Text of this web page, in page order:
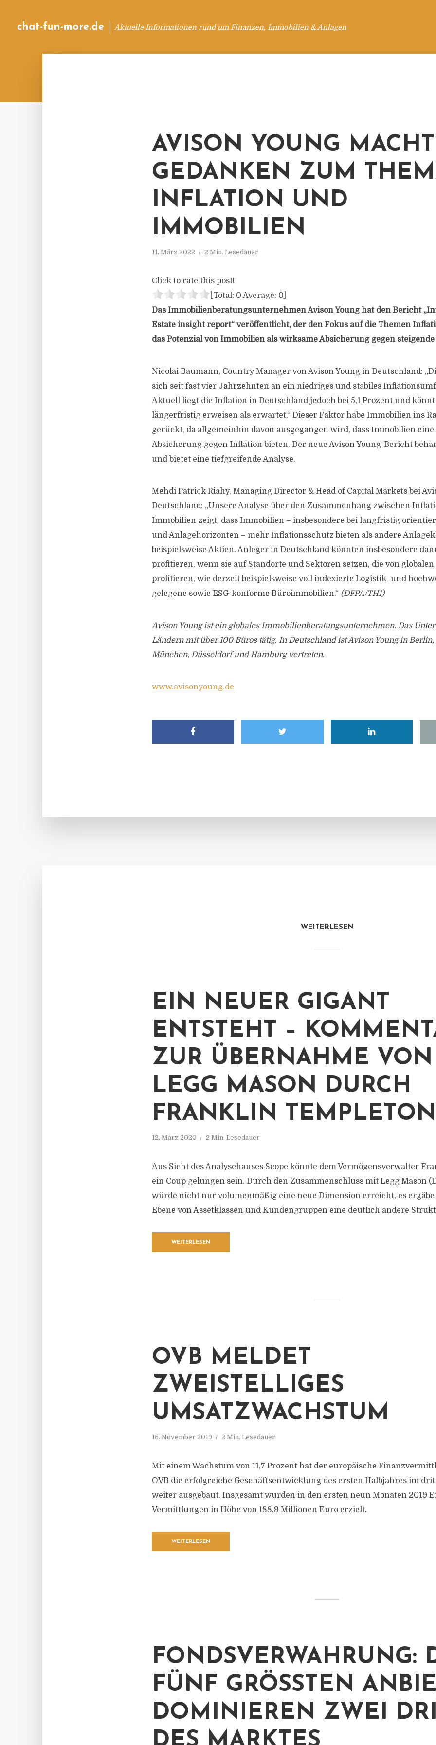
chat-fun-more.de Aktuelle Informationen rund um Finanzen, Immobilien & Anlagen
AVISON YOUNG
GEDANKEN ZUM
INFLATION UND
IMMOBILIEN
11. März 2022 2 Min. Lesedauer
Click to rate this post!
[Total: 0 Average: 0
Das Immobilienberatungsunternehmen Avison Young hat den Bericht
Estate insight report“ veröffentlicht, der den Fokus auf die Themen
das Potenzial von Immobilien als wirksame Absicherung gegen
Nicolai Baumann, Country Manager von Avison Young in Deutschland:
sich seit fast vier Jahrzehnten an ein niedriges und stabiles
Aktuell liegt die Inflation in Deutschland jedoch bei 5,1 Prozent und
längerfristig erweisen als erwartet.“ Dieser Faktor habe Immobilien ins
gerückt, da allgemeinhin davon ausgegangen wird, dass Immobilien eine
Absicherung gegen Inflation bieten. Der neue Avison Young-Bericht
und bietet eine tiefgreifende Analyse.
Mehdi Patrick Riahy, Managing Director & Head of Capital Markets bei
Deutschland: „Unsere Analyse über den Zusammenhang zwischen
Immobilien zeigt, dass Immobilien – insbesondere bei langfristig
und Anlagehorizonten – mehr Inflationsschutz bieten als andere
beispielsweise Aktien. Anleger in Deutschland könnten insbesondere
profitieren, wenn sie auf Standorte und Sektoren setzen, die von
profitieren, wie derzeit beispielsweise voll indexierte Logistik- und
gelegene sowie ESG-konforme Büroimmobilien.“ (DFPA/TH1)
Avison Young ist ein globales Immobilienberatungsunternehmen. Das
Ländern mit über 100 Büros tätig. In Deutschland ist Avison Young in
München, Düsseldorf und Hamburg vertreten.
www.avisonyoung.de
WEITERLESEN
EIN NEUER GIGANT
ENTSTEHT –
ZUR ÜBERNAHME VON
LEGG MASON DURCH
FRANKLIN TEMPLETON
12. März 2020 2 Min. Lesedauer
Aus Sicht des Analysehauses Scope könnte dem Vermögensverwalter
ein Coup gelungen sein. Durch den Zusammenschluss mit Legg Mason
würde nicht nur volumenmäßig eine neue Dimension erreicht, es
Ebene von Assetklassen und Kundengruppen eine deutlich andere
WEITERLESEN
OVB MELDET
ZWEISTELLIGES
UMSATZWACHSTUM
15. November 2019 2 Min. Lesedauer
Mit einem Wachstum von 11,7 Prozent hat der europäische
OVB die erfolgreiche Geschäftsentwicklung des ersten Halbjahres im
weiter ausgebaut. Insgesamt wurden in den ersten neun Monaten 2019
Vermittlungen in Höhe von 188,9 Millionen Euro erzielt.
WEITERLESEN
FONDSVERWAHRUNG:
FÜNF GRÖSSTEN
OMINIEREN ZWEI